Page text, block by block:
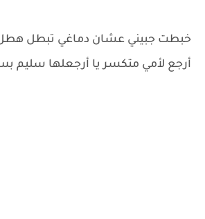
خبطت جبيني عشان دماغي تبطل هطل
أرجع لأمي متكسر يا أرجعلها سليم